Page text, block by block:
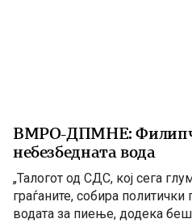
ВМРО-ДПМНЕ:
небезбедната вода
„Талогот од СДС, кој сега
граѓаните, собира
водата за пиење, додека